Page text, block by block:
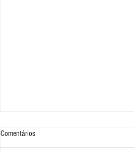
Comentários